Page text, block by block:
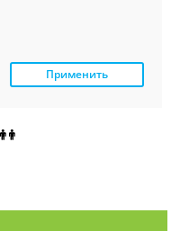
Применить